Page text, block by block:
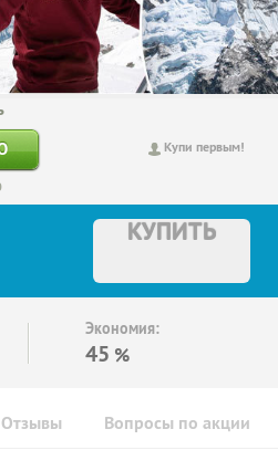
Купи первым!
КУПИТЬ
Экономия:
45 %
Отзывы Вопросы по акции